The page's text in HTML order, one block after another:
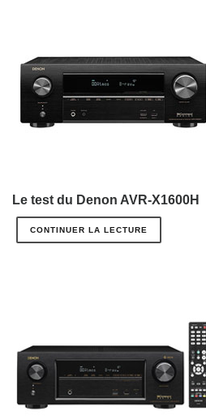
Le test du Denon AVR-X1600H
CONTINUER LA LECTURE